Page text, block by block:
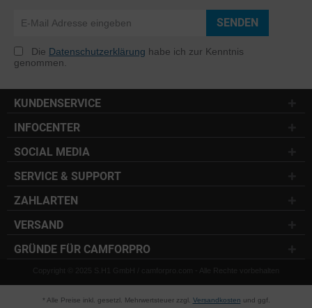
SENDEN
Die Datenschutzerklärung habe ich zur Kenntnis
genommen.
KUNDENSERVICE
INFOCENTER
SOCIAL MEDIA
SERVICE & SUPPORT
ZAHLARTEN
VERSAND
GRÜNDE FÜR CAMFORPRO
Copyright © 2025 S.H1 GmbH / camforpro.com - Alle Rechte vorbehalten
* Alle Preise inkl. gesetzl. Mehrwertsteuer zzgl. Versandkosten und ggf.